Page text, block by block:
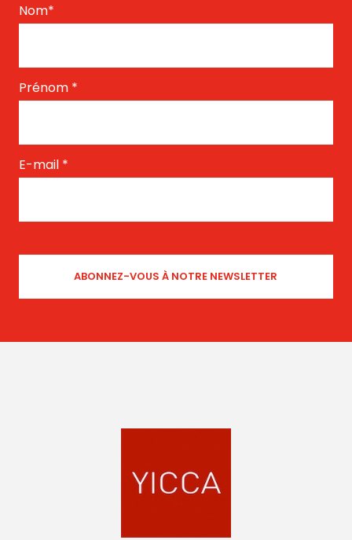
Nom*
Prénom *
E-mail *